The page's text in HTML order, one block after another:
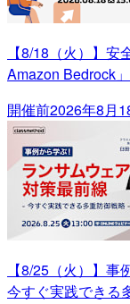
【8/18（火）】
Amazon Bedrock
開催前2026年8月
【8/25（火）】
今すぐ実践できる